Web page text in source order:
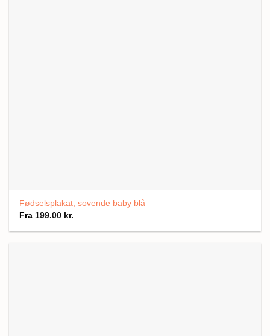
Fødselsplakat, sovende baby blå
Fra 199.00 kr.